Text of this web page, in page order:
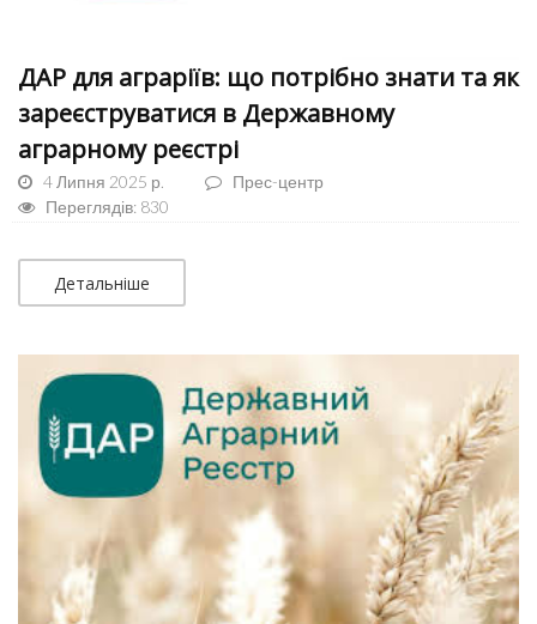
ДАР для аграріїв: що потрібно знати та як
зареєструватися в Державному
аграрному реєстрі
4 Липня 2025 р.
Прес-центр
Переглядів: 830
Детальніше